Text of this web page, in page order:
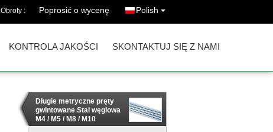
Obroty : Poprosić o wycenę Polish
KONTROLA JAKOŚCI SKONTAKTUJ SIĘ Z NAMI
Długie metryczne pręty
gwintowane Stal węglowa
M4 / M5 / M8 / M10